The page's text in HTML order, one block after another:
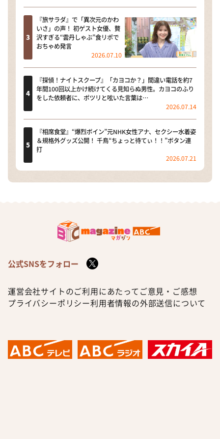
『旅サラダ』で「異次元のかわ
いさ」の声！ 初ゲスト女優、贅
沢すぎる“雲丹しゃぶ”食リポで
おちゃめ発言
2026.07.10
『探偵！ナイトスクープ』「カヨコか？」間違い電話を約7
年間100回以上かけ続けてくる見知らぬ男性。カヨコのふり
をした依頼者に、ポツリと呟いた言葉は…
2026.07.14
『相席食堂』“爆烈ボイン”元NHK女性アナ、セクシー水着姿
＆規格外グッズ公開！ 千鳥“ちょっと待てぃ！！”ボタン連
打
2026.07.21
公式SNSをフォロー
運営会社サイトのご利用にあたって ご意見・ご感想
プライバシーポリシー利用者情報の外部送信について